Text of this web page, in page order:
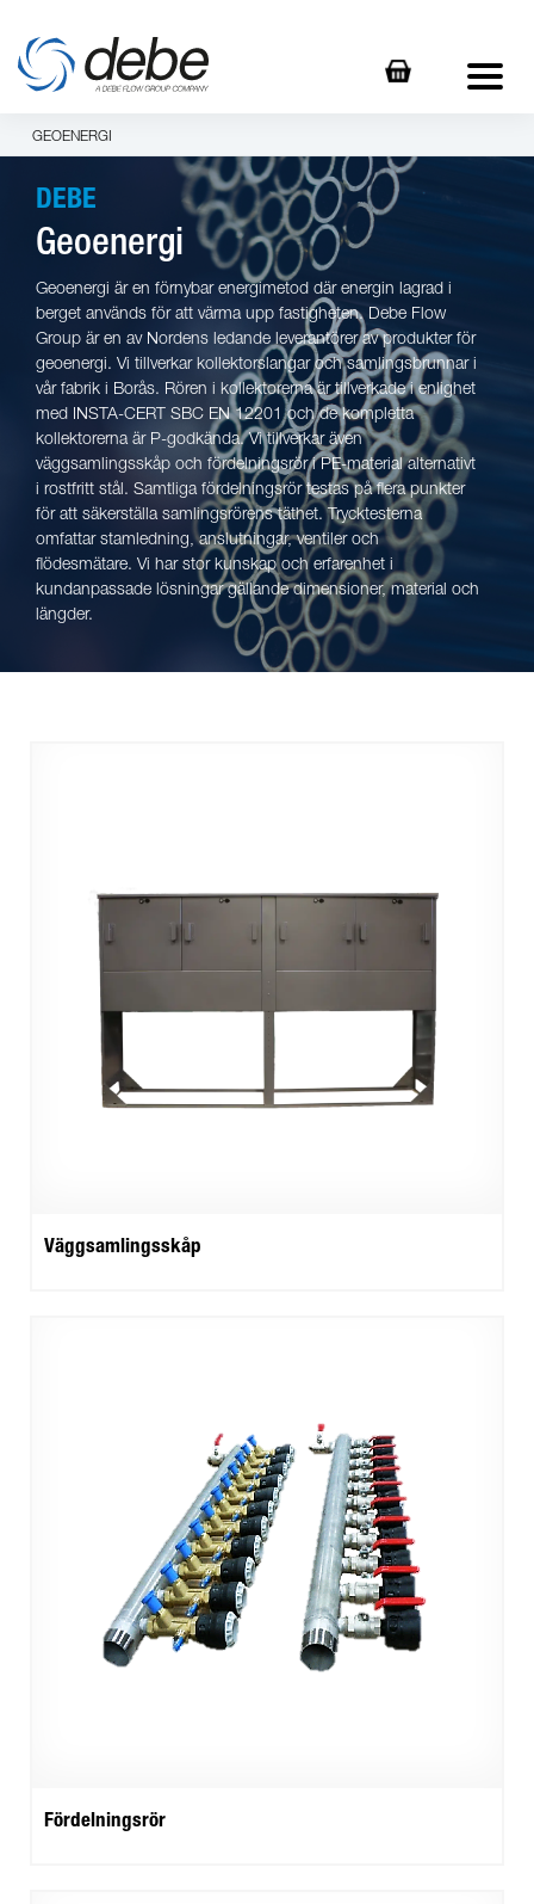
GEOENERGI
DEBE
Geoenergi
Geoenergi är en förnybar energimetod där energin lagrad i
berget används för att värma upp fastigheten. Debe Flow
Group är en av Nordens ledande leverantörer av produkter för
geoenergi. Vi tillverkar kollektorslangar och samlingsbrunnar i
vår fabrik i Borås. Rören i kollektorerna är tillverkade i enlighet
med INSTA-CERT SBC EN 12201 och de kompletta
kollektorerna är P-godkända. Vi tillverkar även
väggsamlingsskåp och fördelningsrör i PE-material alternativt
i rostfritt stål. Samtliga fördelningsrör testas på flera punkter
för att säkerställa samlingsrörens täthet. Trycktesterna
omfattar stamledning, anslutningar, ventiler och
flödesmätare. Vi har stor kunskap och erfarenhet i
kundanpassade lösningar gällande dimensioner, material och
längder.
Väggsamlingsskåp
Fördelningsrör